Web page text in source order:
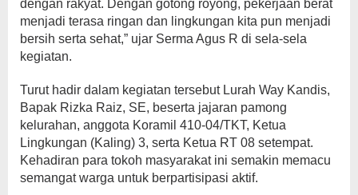
dengan rakyat. Dengan gotong royong, pekerjaan berat
menjadi terasa ringan dan lingkungan kita pun menjadi
bersih serta sehat,” ujar Serma Agus R di sela-sela
kegiatan.
Turut hadir dalam kegiatan tersebut Lurah Way Kandis,
Bapak Rizka Raiz, SE, beserta jajaran pamong
kelurahan, anggota Koramil 410-04/TKT, Ketua
Lingkungan (Kaling) 3, serta Ketua RT 08 setempat.
Kehadiran para tokoh masyarakat ini semakin memacu
semangat warga untuk berpartisipasi aktif.